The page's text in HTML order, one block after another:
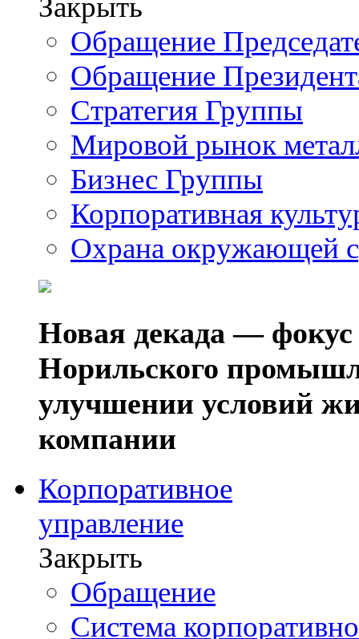
Закрыть
Обращение
Обращение
Стратегия Группы
Мировой рынок
Бизнес Группы
Корпоративная
Охрана окружающей
Новая декада — фокус
Норильского
улучшении условий
компании
Корпоративное
управление
Закрыть
Обращение
Система